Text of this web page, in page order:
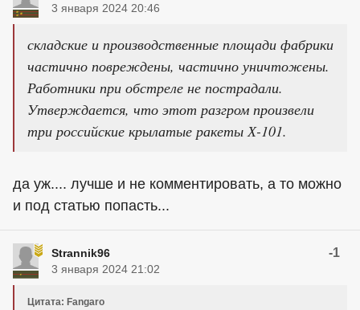
3 января 2024 20:46
складские и производственные площади фабрики
частично повреждены, частично уничтожены.
Работники при обстреле не пострадали.
Утверждается, что этот разгром произвели
три российские крылатые ракеты Х-101.
да уж.... лучше и не комментировать, а то можно
и под статью попасть...
Strannik96 -1
3 января 2024 21:02
Цитата: Fangaro